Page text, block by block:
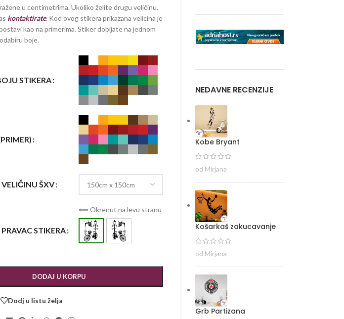
u centimetrima. Ukoliko želite drugu veličinu,
kontaktirate. Kod ovog stikera prikazana velicina je
kao na primerima. Stiker dobijate na jednom
boje.
STIKERA
ŠXV
STIKERA
⟸ Okrenut na levu stranu
DODAJ U KORPU
Dodj u listu želja
NEDAVNE RECENZIJE
Kobe Bryant
od Mirjana
Košarkaš zakucavanje
od Mirjana
Grb Partizana